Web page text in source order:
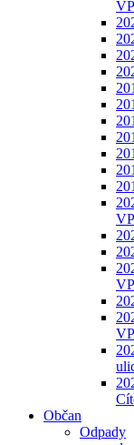
Občan
Odpady